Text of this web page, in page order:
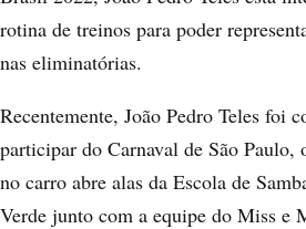
rotina de treinos para poder
nas eliminatórias.
Recentemente, João Pedro Teles foi
participar do Carnaval de São Paulo,
no carro abre alas da Escola de
Verde junto com a equipe do Miss e